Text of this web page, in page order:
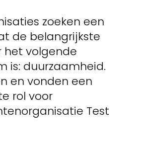
zoeken een
de belangrijkste
het volgende
is: duurzaamheid.
en vonden een
rol voor
Test